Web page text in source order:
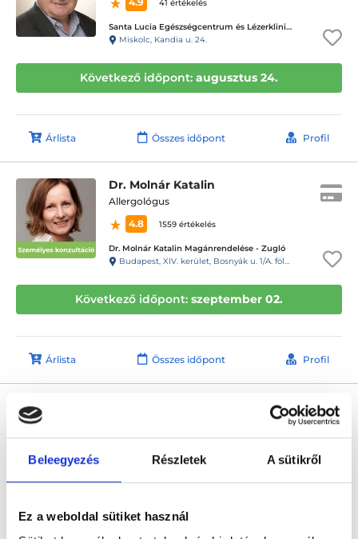
Beleegyezés Részletek A sütikről
Ez a weboldal sütiket használ
41 értékelés
Santa Lucia Egészségcentrum és Lézerklinika
Miskolc, Kandia u. 24.
Következő időpont: augusztus 24.
Árlista Összes időpont Profil
Dr. Molnár Katalin
Allergológus
4.8
1559 értékelés
Dr. Molnár Katalin Magánrendelése - Zugló
Budapest, XIV. kerület, Bosnyák u. 1/A. földszint (Tisza István tér), II-es rendelő csengője (16.sz. csengő)
Következő időpont: szeptember 02.
Árlista Összes időpont Profil
Budapest, XI. kerület, Koszorúslány utca 1.
Következő időpont: